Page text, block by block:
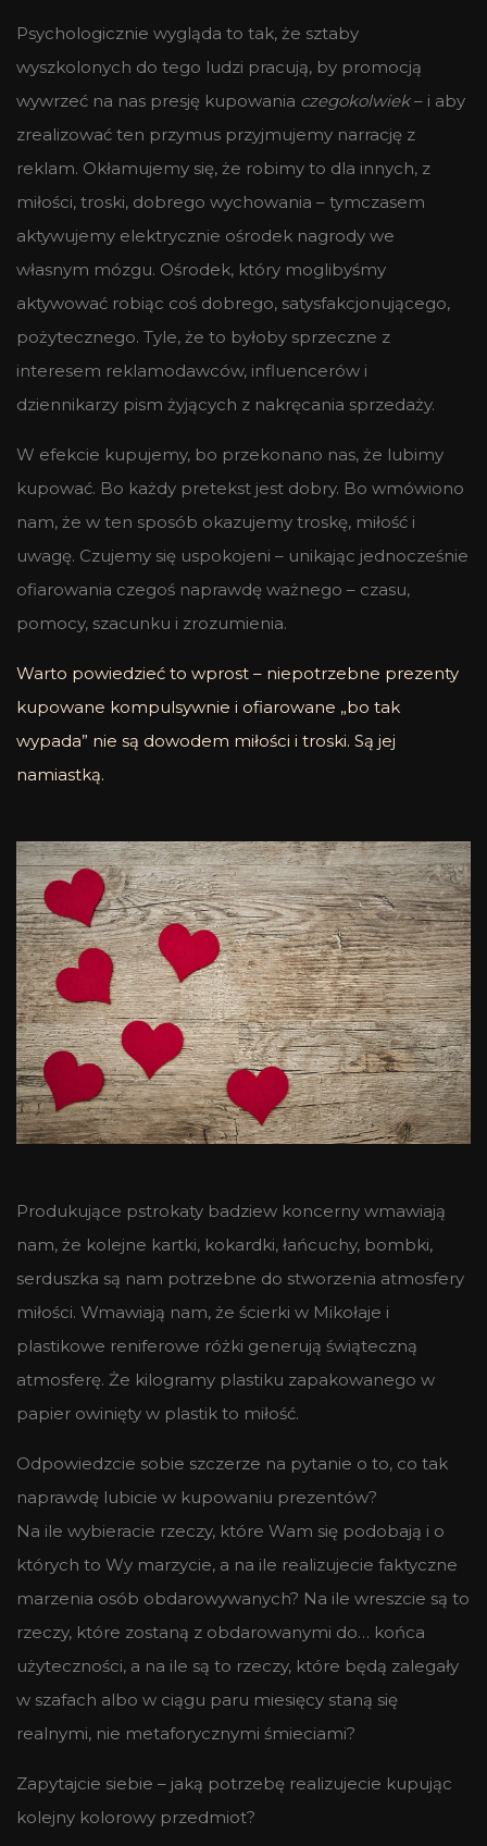
Psychologicznie wygląda to tak, że sztaby
wyszkolonych do tego ludzi pracują, by promocją
wywrzeć na nas presję kupowania czegokolwiek– i aby
zrealizować ten przymus przyjmujemy narrację z
reklam. Okłamujemy się, że robimy to dla innych, z
miłości, troski, dobrego wychowania – tymczasem
aktywujemy elektrycznie ośrodek nagrody we
własnym mózgu. Ośrodek, który moglibyśmy
aktywować robiąc coś dobrego, satysfakcjonującego,
pożytecznego. Tyle, że to byłoby sprzeczne z
interesem reklamodawców, influencerów i
dziennikarzy pism żyjących z nakręcania sprzedaży.
W efekcie kupujemy, bo przekonano nas, że lubimy
kupować. Bo każdy pretekst jest dobry. Bo wmówiono
nam, że w ten sposób okazujemy troskę, miłość i
uwagę. Czujemy się uspokojeni – unikając jednocześnie
ofiarowania czegoś naprawdę ważnego – czasu,
pomocy, szacunku i zrozumienia.
Warto powiedzieć to wprost – niepotrzebne prezenty
kupowane kompulsywnie i ofiarowane „bo tak
wypada” nie są dowodem miłości i troski. Są jej
namiastką.
Produkujące pstrokaty badziew koncerny wmawiają
nam, że kolejne kartki, kokardki, łańcuchy, bombki,
serduszka są nam potrzebne do stworzenia atmosfery
miłości. Wmawiają nam, że ścierki w Mikołaje i
plastikowe reniferowe różki generują świąteczną
atmosferę. Że kilogramy plastiku zapakowanego w
papier owinięty w plastik to miłość.
Odpowiedzcie sobie szczerze na pytanie o to, co tak
naprawdę lubicie w kupowaniu prezentów?
Na ile wybieracie rzeczy, które Wam się podobają i o
których to Wy marzycie, a na ile realizujecie faktyczne
marzenia osób obdarowywanych? Na ile wreszcie są to
rzeczy, które zostaną z obdarowanymi do… końca
użyteczności, a na ile są to rzeczy, które będą zalegały
w szafach albo w ciągu paru miesięcy staną się
realnymi, nie metaforycznymi śmieciami?
Zapytajcie siebie – jaką potrzebę realizujecie kupując
kolejny kolorowy przedmiot?